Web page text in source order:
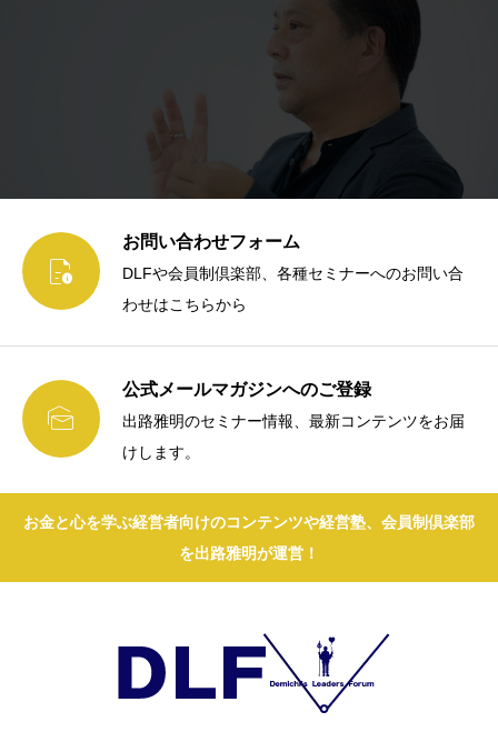

お問い合わせフォーム
DLFや会員制倶楽部、各種セミナーへのお問い合
わせはこちらから

公式メールマガジンへのご登録
出路雅明のセミナー情報、最新コンテンツをお届
けします。
お金と心を学ぶ経営者向けのコンテンツや経営塾、会員制倶楽部
を出路雅明が運営！